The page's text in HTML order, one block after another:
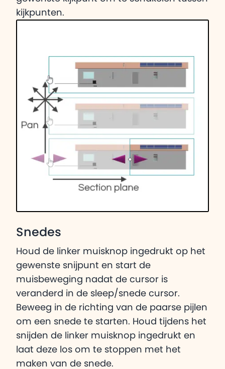
kijkpunten.
Snedes
Houd de linker muisknop ingedrukt op het
gewenste snijpunt en start de
muisbeweging nadat de cursor is
veranderd in de sleep/snede cursor.
Beweeg in de richting van de paarse pijlen
om een snede te starten. Houd tijdens het
snijden de linker muisknop ingedrukt en
laat deze los om te stoppen met het
maken van de snede.